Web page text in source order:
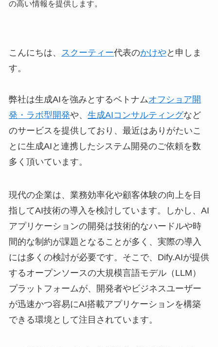
の高い情報を提供します。
こんにちは、 スクーティー代表のかけや と申しま
す。
弊社は生成AIを強みとするベトナムオフショア開
発・ラボ型開発や、 生成AIコンサルティングなど
のサービスを提供しており、最近はありがたいこ
とに生成AIと連携したシステム開発のご依頼を数
多く頂いています。
現代の企業は、業務効率化や顧客体験の向上を目
指してAI技術の導入を検討しています。しかし、AI
アプリケーションの開発は技術的なハードルや時
間的な制約が課題となることが多く、実際の導入
には多くの検討が必要です。そこで、Dify.AIが提供
するオープンソースの大規模言語モデル（LLM）
プラットフォームが、開発者やビジネスユーザー
が迅速かつ容易にAI搭載アプリケーションを構築
できる環境として注目されています。